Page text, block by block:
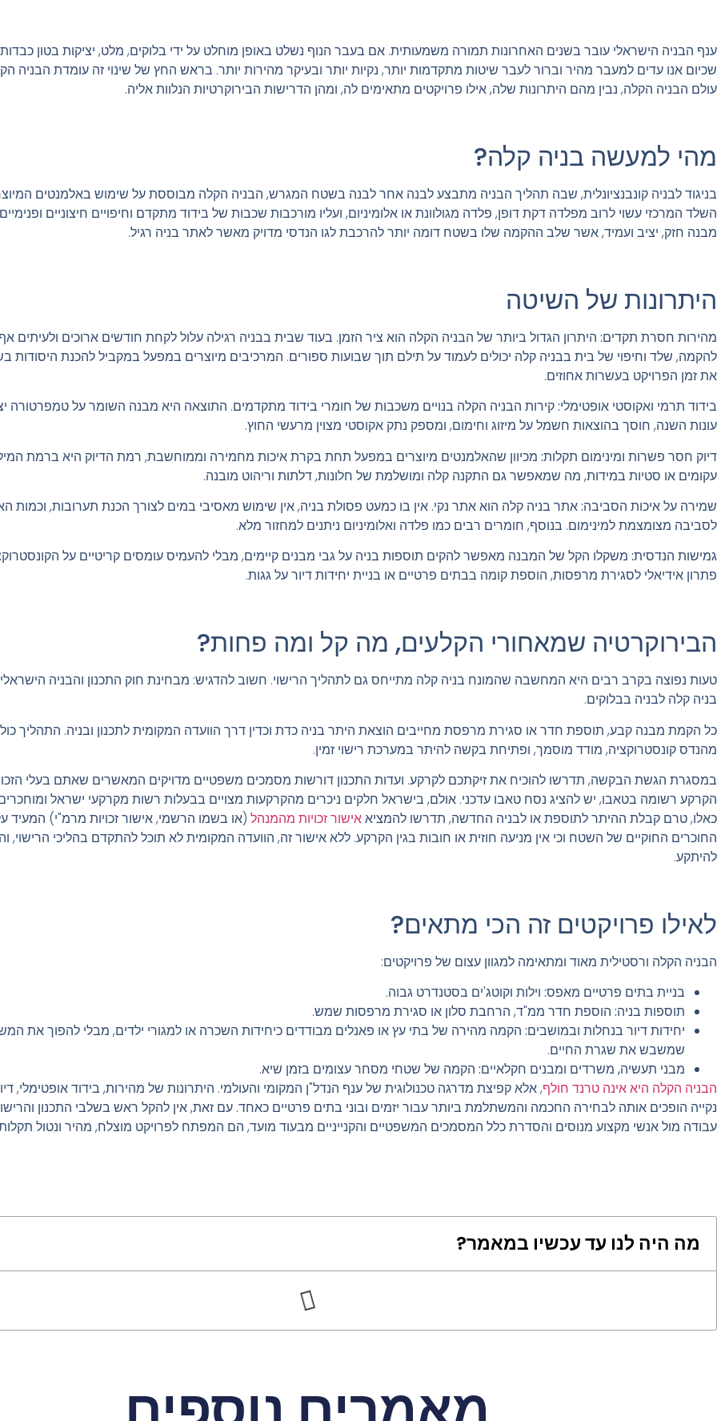
ענף הבניה הישראלי עובר בשנים האחרונות תמורה משמעותית. אם בעבר הנוף נשלט באופן מוחלט על ידי בלוקים, מלט, יציקות בטון כבדות
שכיום אנו עדים למעבר מהיר וברור לעבר שיטות מתקדמות יותר, נקיות יותר ובעיקר מהירות יותר. בראש החץ של שינוי זה עומדת הבניה
עולם הבניה הקלה, נבין מהם היתרונות שלה, אילו פרויקטים מתאימים לה, ומהן הדרישות הבירוקרטיות הנלוות אליה.
מהי למעשה בניה קלה?
בניגוד לבניה קונבנציונלית, שבה תהליך הבניה מתבצע לבנה אחר לבנה בשטח המגרש, הבניה הקלה מבוססת על שימוש באלמנטים
השלד המרכזי עשוי לרוב מפלדה דקת דופן, פלדה מגולוונת או אלומיניום, ועליו מורכבות שכבות של בידוד מתקדם וחיפויים חיצוניים
מבנה חזק, יציב ועמיד, אשר שלב ההקמה שלו בשטח דומה יותר להרכבת לגו הנדסי מדויק מאשר לאתר בניה רגיל.
היתרונות של השיטה
מהירות חסרת תקדים: היתרון הגדול ביותר של הבניה הקלה הוא ציר הזמן. בעוד שבית בבניה רגילה עלול לקחת חודשים ארוכים ולעיתים
להקמה, שלד וחיפוי של בית בבניה קלה יכולים לעמוד על תילם תוך שבועות ספורים. המרכיבים מיוצרים במפעל במקביל להכנת
את זמן הפרויקט בעשרות אחוזים.
בידוד תרמי ואקוסטי אופטימלי:קירות הבניה הקלה בנויים משכבות של חומרי בידוד מתקדמים. התוצאה היא מבנה השומר על טמפרטורה
עונות השנה, חוסך בהוצאות חשמל על מיזוג וחימום, ומספק נתק אקוסטי מצוין מרעשי החוץ.
דיוק חסר פשרות ומינימום תקלות: מכיוון שהאלמנטים מיוצרים במפעל תחת בקרת איכות מחמירה וממוחשבת, רמת הדיוק היא ברמת
עקומים או סטיות במידות, מה שמאפשר גם התקנה קלה ומושלמת של חלונות, דלתות וריהוט מובנה.
שמירה על איכות הסביבה:אתר בניה קלה הוא אתר נקי. אין בו כמעט פסולת בניה, אין שימוש מאסיבי במים לצורך הכנת תערובות, וכמות
לסביבה מצומצמת למינימום. בנוסף, חומרים רבים כמו פלדה ואלומיניום ניתנים למחזור מלא.
גמישות הנדסית: משקלו הקל של המבנה מאפשר להקים תוספות בניה על גבי מבנים קיימים, מבלי להעמיס עומסים קריטיים על
פתרון אידיאלי לסגירת מרפסות, הוספת קומה בבתים פרטיים או בניית יחידות דיור על גגות.
הבירוקרטיה שמאחורי הקלעים, מה קל ומה פחות?
טעות נפוצה בקרב רבים היא המחשבה שהמונח בניה קלה מתייחס גם לתהליך הרישוי. חשוב להדגיש: מבחינת חוק התכנון והבניה הישראלי,
בניה קלה לבניה בבלוקים.
כל הקמת מבנה קבע, תוספת חדר או סגירת מרפסת מחייבים הוצאת היתר בניה כדת וכדין דרך הוועדה המקומית לתכנון ובניה. התהליך
מהנדס קונסטרוקציה, מודד מוסמך, ופתיחת בקשה להיתר במערכת רישוי זמין.
במסגרת הגשת הבקשה, תדרשו להוכיח את זיקתכם לקרקע. ועדות התכנון דורשות מסמכים משפטיים מדויקים המאשרים שאתם בעלי
הקרקע רשומה בטאבו, יש להציג נסח טאבו עדכני. אולם, בישראל חלקים ניכרים מהקרקעות מצויים בבעלות רשות מקרקעי ישראל
כאלו, טרם קבלת ההיתר לתוספת או לבניה החדשה, תדרשו להמציאאישור זכויות מהמנהל (או בשמו הרשמי, אישור זכויות מרמ"י)
החוכרים החוקיים של השטח וכי אין מניעה חוזית או חובות בגין הקרקע. ללא אישור זה, הוועדה המקומית לא תוכל להתקדם בהליכי הרישוי,
להיתקע.
לאילו פרויקטים זה הכי מתאים?
הבניה הקלה ורסטילית מאוד ומתאימה למגוון עצום של פרויקטים:
בניית בתים פרטיים מאפס: וילות וקוטג'ים בסטנדרט גבוה.
תוספות בניה: הוספת חדר ממ"ד, הרחבת סלון או סגירת מרפסות שמש.
יחידות דיור בנחלות ובמושבים: הקמה מהירה של בתי עץ או פאנלים מבודדים כיחידות השכרה או למגורי ילדים, מבלי להפוך את
שמשבש את שגרת החיים.
מבני תעשיה, משרדים ומבנים חקלאיים: הקמה של שטחי מסחר עצומים בזמן שיא.
הבניה הקלה היא אינה טרנד חולף, אלא קפיצת מדרגה טכנולוגית של ענף הנדל"ן המקומי והעולמי. היתרונות של מהירות, בידוד אופטימלי,
נקייה הופכים אותה לבחירה החכמה והמשתלמת ביותר עבור יזמים ובוני בתים פרטיים כאחד. עם זאת, אין להקל ראש בשלבי התכנון
עבודה מול אנשי מקצוע מנוסים והסדרת כלל המסמכים המשפטיים והקנייניים מבעוד מועד, הם המפתח לפרויקט מוצלח, מהיר ונטול
מה היה לנו עד עכשיו במאמר?